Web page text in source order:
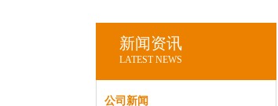
新闻资讯
LATEST NEWS
公司新闻